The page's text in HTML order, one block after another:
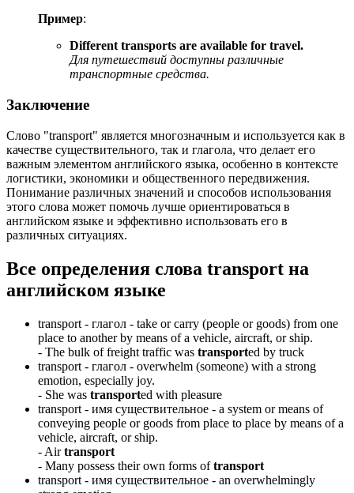
Пример:
Different transports are available for travel.
Для путешествий доступны различные
транспортные средства.
Заключение
Слово "transport" является многозначным и используется как в
качестве существительного, так и глагола, что делает его
важным элементом английского языка, особенно в контексте
логистики, экономики и общественного передвижения.
Понимание различных значений и способов использования
этого слова может помочь лучше ориентироваться в
английском языке и эффективно использовать его в
различных ситуациях.
Все определения слова transport на
английском языке
transport - глагол - take or carry (people or goods) from one
place to another by means of a vehicle, aircraft, or ship.
- The bulk of freight traffic was transported by truck
transport - глагол - overwhelm (someone) with a strong
emotion, especially joy.
- She was transported with pleasure
transport - имя существительное - a system or means of
conveying people or goods from place to place by means of a
vehicle, aircraft, or ship.
- Airtransport
- Many possess their own forms oftransport
transport - имя существительное - an overwhelmingly